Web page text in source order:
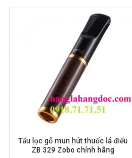
Tẩu lọc gỗ mun hút thuốc lá điếu
ZB 329 Zobo chính hãng